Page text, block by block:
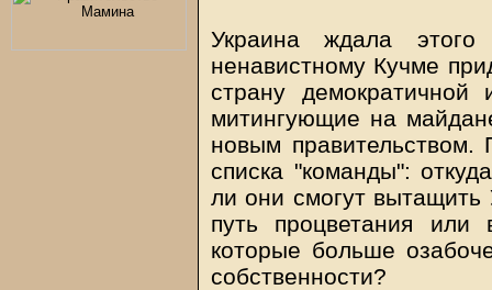
Украина ждала
ненавистному Кучме
страну
митингующие на
новым
списка "команды":
ли они смогут вытащить
путь процветания
которые больше
собственности?